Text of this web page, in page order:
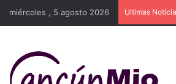
miércoles , 5 agosto 2026 Ultimas